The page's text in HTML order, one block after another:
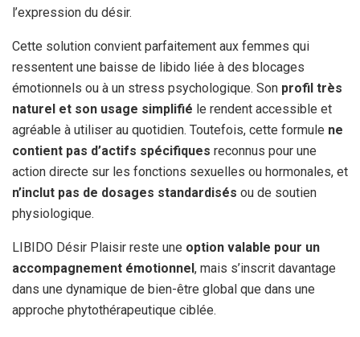
l’expression du désir.
Cette solution convient parfaitement aux femmes qui
ressentent une baisse de libido liée à des blocages
émotionnels ou à un stress psychologique. Son profil très
naturel et son usage simplifié le rendent accessible et
agréable à utiliser au quotidien. Toutefois, cette formule ne
contient pas d’actifs spécifiques reconnus pour une
action directe sur les fonctions sexuelles ou hormonales, et
n’inclut pas de dosages standardisés ou de soutien
physiologique.
LIBIDO Désir Plaisir reste une option valable pour un
accompagnement émotionnel, mais s’inscrit davantage
dans une dynamique de bien-être global que dans une
approche phytothérapeutique ciblée.